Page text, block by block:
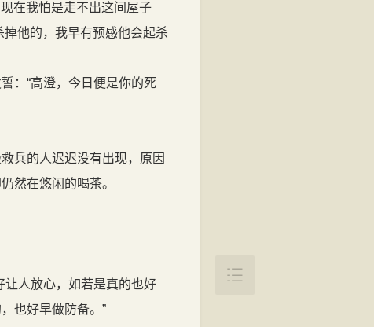
在我怕是走不出这间屋子
掉他的，我早有预感他会起杀
：“高澄，今日便是你的死
兵的人迟迟没有出现，原因
然在悠闲的喝茶。
人放心，如若是真的也好
也好早做防备。”
